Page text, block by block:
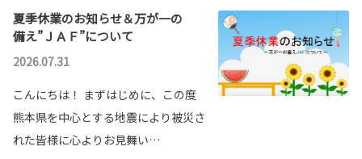
夏季休業のお知らせ＆万が一の
備え”ＪＡＦ”について
2026.07.31
こんにちは！ まずはじめに、この度
熊本県を中心とする地震により被災さ
れた皆様に心よりお見舞い…